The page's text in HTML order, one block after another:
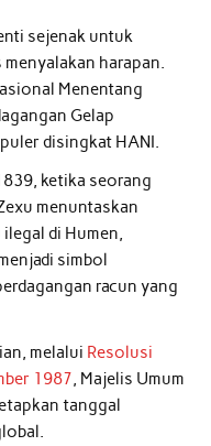
sejenak untuk
harapan.
Menentang
Gelap
disingkat HANI.
ketika seorang
menuntaskan
di Humen,
simbol
racun yang
melalui Resolusi
1987 , Majelis Umum
tanggal